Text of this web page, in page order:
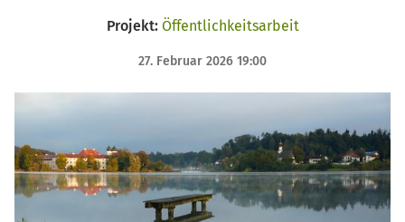
Projekt: Öffentlichkeitsarbeit
27. Februar 2026 19:00